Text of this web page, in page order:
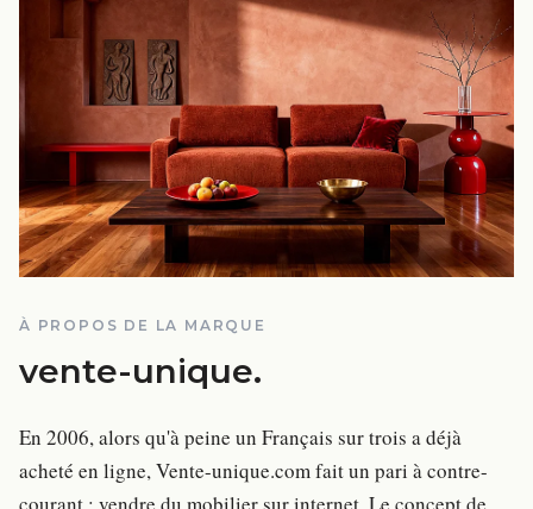
À PROPOS DE LA MARQUE
vente-unique.
En 2006, alors qu'à peine un Français sur trois a déjà
acheté en ligne, Vente-unique.com fait un pari à contre-
courant : vendre du mobilier sur internet. Le concept de